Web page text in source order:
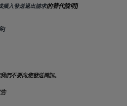
插入發送退出請求的替代說明]
]
們不要向您發送簡訊。